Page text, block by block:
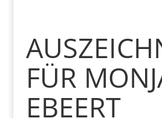
FÜR
EBEERT